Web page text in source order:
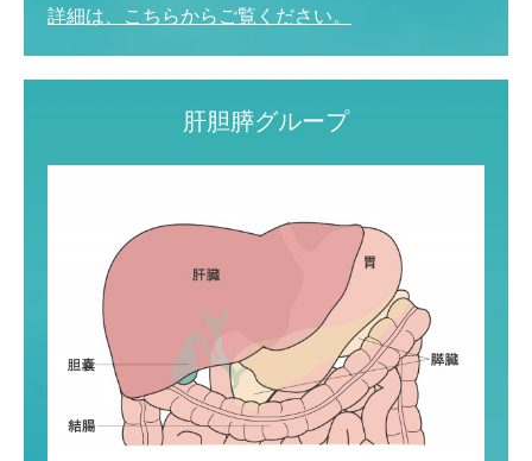
詳細は、こちらからご覧ください。
肝胆膵グループ